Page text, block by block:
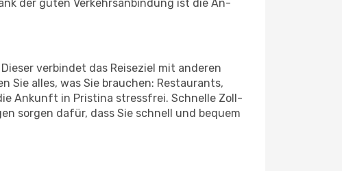
der guten Verkehrsanbindung ist die An-
verbindet das Reiseziel mit anderen
alles, was Sie brauchen: Restaurants,
Ankunft in Pristina stressfrei. Schnelle Zoll-
sorgen dafür, dass Sie schnell und bequem